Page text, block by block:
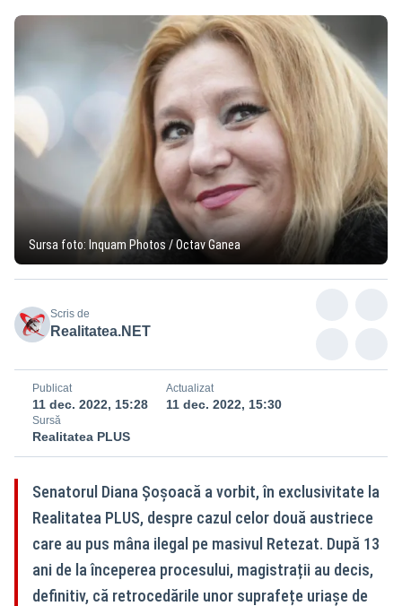
Sursa foto: Inquam Photos / Octav Ganea
Scris de
Realitatea.NET
Publicat
11 dec. 2022, 15:28
Actualizat
11 dec. 2022, 15:30
Sursă
Realitatea PLUS
Senatorul Diana Șoșoacă a vorbit, în exclusivitate la
Realitatea PLUS, despre cazul celor două austriece
care au pus mâna ilegal pe masivul Retezat. După 13
ani de la începerea procesului, magistrații au decis,
definitiv, că retrocedările unor suprafețe uriașe de